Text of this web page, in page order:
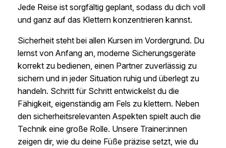
Jede Reise ist sorgfältig geplant, sodass du dich voll
und ganz auf das Klettern konzentrieren kannst.
Sicherheit steht bei allen Kursen im Vordergrund. Du
lernst von Anfang an, moderne Sicherungsgeräte
korrekt zu bedienen, einen Partner zuverlässig zu
sichern und in jeder Situation ruhig und überlegt zu
handeln. Schritt für Schritt entwickelst du die
Fähigkeit, eigenständig am Fels zu klettern. Neben
den sicherheitsrelevanten Aspekten spielt auch die
Technik eine große Rolle. Unsere Trainer:innen
zeigen dir, wie du deine Füße präzise setzt, wie du